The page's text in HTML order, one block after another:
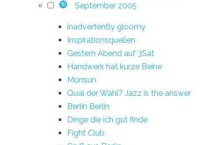
10 September 2005
inadvertently gloomy
Inspirationsquellen
Gestern Abend auf 3Sat
Handwerk hat kurze Beine
Monsun
Qual der Wahl? Jazz is the answer
Berlin Berlin
Dinge die ich gut finde
Fight Club